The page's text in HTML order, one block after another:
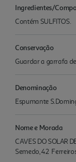
Ingredientes/
Contém SULFITOS.
Conservação
Guardar a garrafa
Denominação
Espumante
Nome e Morada
CAVES DO SOLAR
Semedo, 42 